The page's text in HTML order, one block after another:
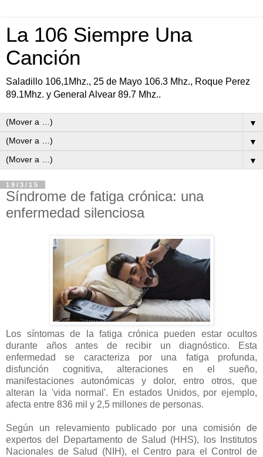
La 106 Siempre Una
Canción
Saladillo 106,1Mhz., 25 de Mayo 106.3 Mhz., Roque Perez
89.1Mhz. y General Alvear 89.7 Mhz..
▼
▼
▼
19/3/15
Síndrome de fatiga crónica: una
enfermedad silenciosa
Los síntomas de la fatiga crónica pueden estar ocultos
durante años antes de recibir un diagnóstico. Esta
enfermedad se caracteriza por una fatiga profunda,
disfunción cognitiva, alteraciones en el sueño,
manifestaciones autonómicas y dolor, entro otros, que
alteran la 'vida normal'. En estados Unidos, por ejemplo,
afecta entre 836 mil y 2,5 millones de personas.
Según un relevamiento publicado por una comisión de
expertos del Departamento de Salud (HHS), los Institutos
Nacionales de Salud (NIH), el Centro para el Control de